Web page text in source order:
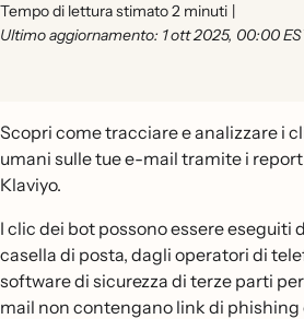
Tempo di lettura stimato 2 minuti |
Ultimo aggiornamento: 1 ott 2025, 00:00
Scopri come tracciare e analizzare i
umani sulle tue e-mail tramite i
Klaviyo.
I clic dei bot possono essere eseguiti
casella di posta, dagli operatori di
software di sicurezza di terze parti
mail non contengano link di phishing